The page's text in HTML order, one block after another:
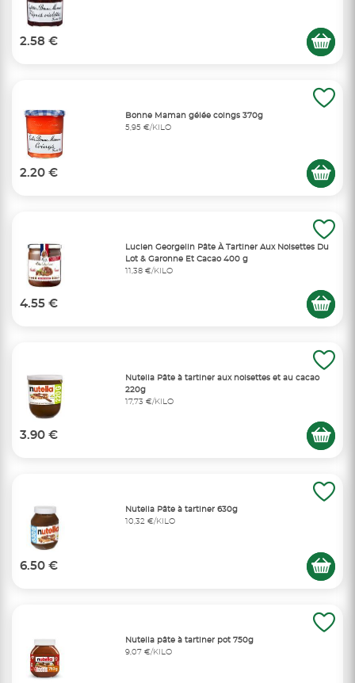
2.58 €
Bonne Maman gélée coings 370g
5,95 €/KILO
2.20 €
Lucien Georgelin Pâte À Tartiner Aux Noisettes Du
Lot & Garonne Et Cacao 400 g
11,38 €/KILO
4.55 €
Nutella Pâte à tartiner aux noisettes et au cacao
220g
17,73 €/KILO
3.90 €
Nutella Pâte à tartiner 630g
10,32 €/KILO
6.50 €
Nutella pâte à tartiner pot 750g
9,07 €/KILO